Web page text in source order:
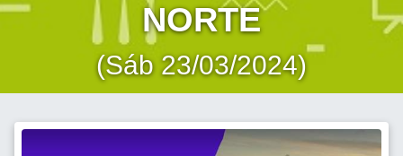
NORTE
(Sáb 23/03/2024)